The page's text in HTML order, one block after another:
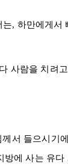
는, 하만에게서
사람을 치려
서 들으시기
방에 사는 유다